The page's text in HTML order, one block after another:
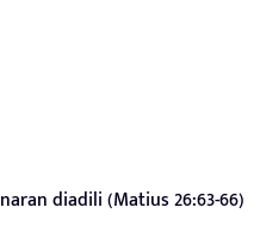
diadili (Matius 26:63-66)